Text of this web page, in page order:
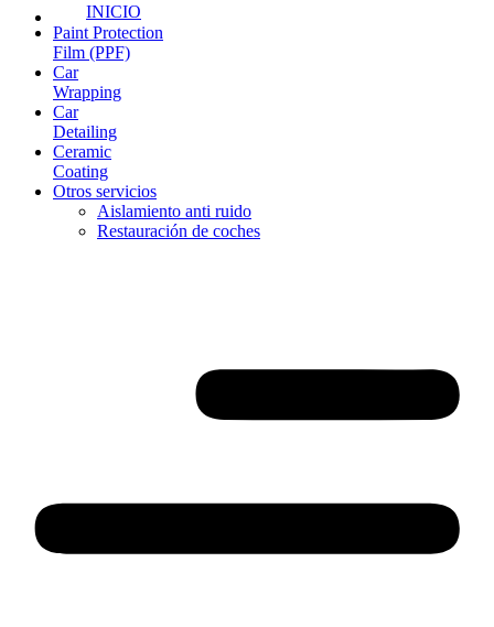
INICIO
Paint Protection
Film (PPF)
Car
Wrapping
Car
Detailing
Ceramic
Coating
Otros servicios
Aislamiento anti ruido
Restauración de coches